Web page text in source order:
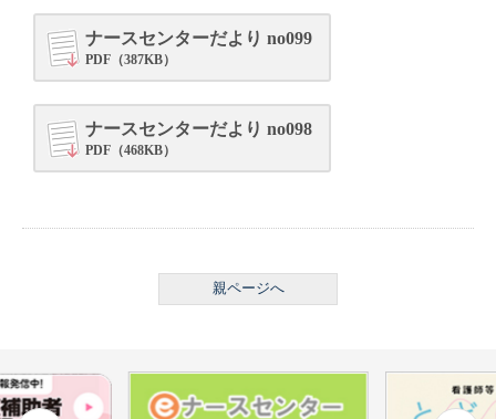
ナースセンターだより no099
PDF（387KB）
ナースセンターだより no098
PDF（468KB）
親ページへ